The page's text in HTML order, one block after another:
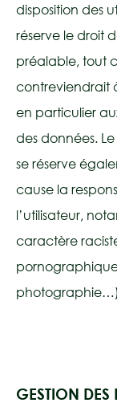
disposition des
réserve le droit
préalable, tout
contreviendrait
en particulier
des données. Le
se réserve
cause la
l’utilisateur,
caractère
GESTION DES